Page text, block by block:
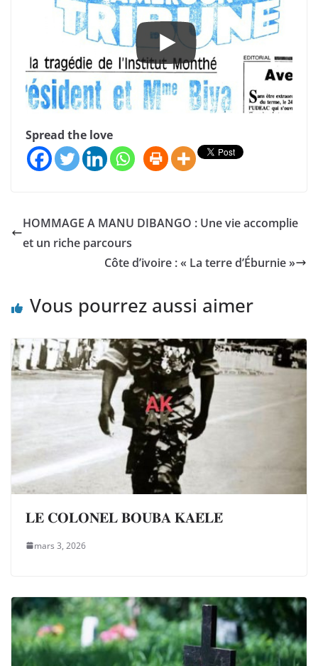
Spread the love
HOMMAGE A MANU DIBANGO : Une vie accomplie
et un riche parcours
Côte d’ivoire : « La terre d’Éburnie »
Vous pourrez aussi aimer
𝐋𝐄 𝐂𝐎𝐋𝐎𝐍𝐄𝐋 𝐁𝐎𝐔𝐁𝐀 𝐊𝐀𝐄́𝐋𝐄́
mars 3, 2026